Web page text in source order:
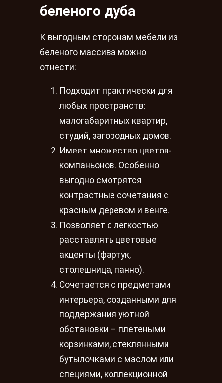
беленого дуба
К выгодным сторонам мебели из
беленого массива можно
отнести:
Подходит практически для
любых пространств:
малогабаритных квартир,
студий, загородных домов.
Имеет множество цветов-
компаньонов. Особенно
выгодно смотрятся
контрастные сочетания с
красным деревом и венге.
Позволяет с легкостью
расставлять цветовые
акценты (фартук,
столешница, панно).
Сочетается с предметами
интерьера, созданными для
поддержания уютной
обстановки – плетеными
корзинками, стеклянными
бутылочками с маслом или
специями, коллекционной